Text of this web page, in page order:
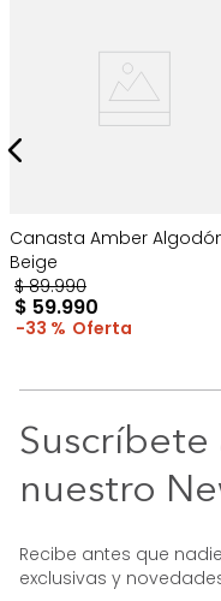
Canasta Amber
Beige
$ 89.990
$ 59.990
33 %
Suscríbete
nuestro
Recibe antes que
exclusivas y